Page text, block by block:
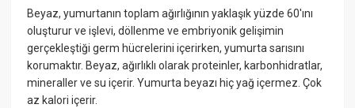
Beyaz, yumurtanın toplam ağırlığının yaklaşık yüzde 60'ını
oluşturur ve işlevi, döllenme ve embriyonik gelişimin
gerçekleştiği germ hücrelerini içerirken, yumurta sarısını
korumaktır. Beyaz, ağırlıklı olarak proteinler, karbonhidratlar,
mineraller ve su içerir. Yumurta beyazı hiç yağ içermez. Çok
az kalori içerir.